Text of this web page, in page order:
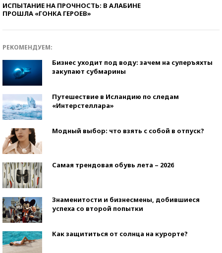
ИСПЫТАНИЕ НА ПРОЧНОСТЬ: В АЛАБИНЕ
ПРОШЛА «ГОНКА ГЕРОЕВ»
РЕКОМЕНДУЕМ:
Бизнес уходит под воду: зачем на суперъяхты
закупают субмарины
Путешествие в Исландию по следам
«Интерстеллара»
Модный выбор: что взять с собой в отпуск?
Самая трендовая обувь лета – 2026
Знаменитости и бизнесмены, добившиеся
успеха со второй попытки
Как защититься от солнца на курорте?